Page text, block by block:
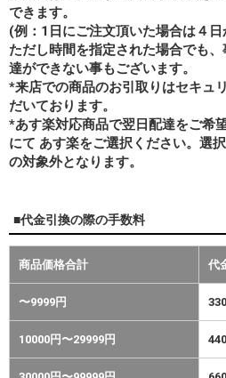
できます。
(例：1日にご注文頂いた場合は４
ただし時間を指定された場合でも
達ができない事もございます。
*来店での商品のお引取りはセキュ
だいております。
*あす楽対応商品で翌日配達をご希
にて あす楽をご選択ください。選
の対象外となります。
■代金引換の際の手数料
商品価格合計 代
〜9999円
10000円〜29999円